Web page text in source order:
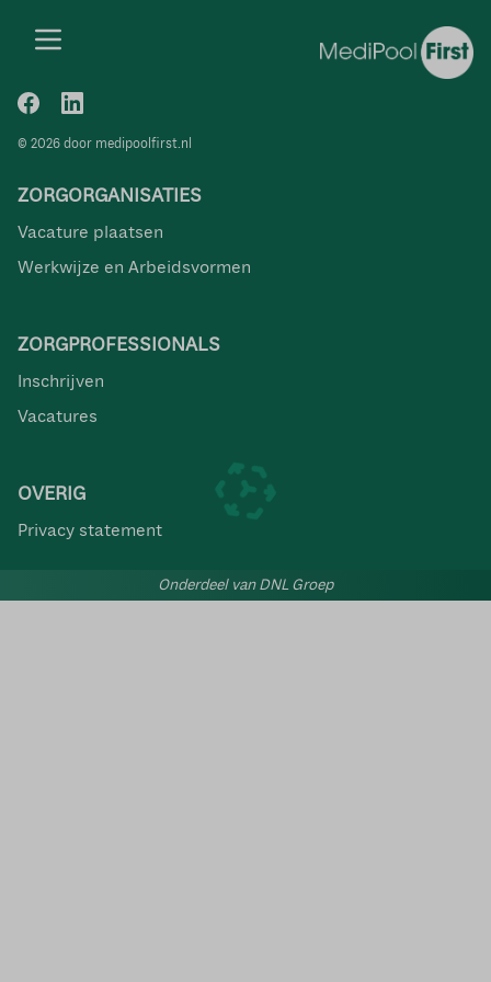
© 2026 door medipoolfirst.nl
ZORGORGANISATIES
Vacature plaatsen
Werkwijze en Arbeidsvormen
ZORGPROFESSIONALS
Inschrijven
Vacatures
OVERIG
Privacy statement
Onderdeel van DNL Groep